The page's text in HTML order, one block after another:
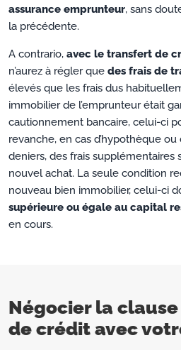
assurance emprunteur, sans
la précédente.
A contrario, avec le transfert de
n’aurez à régler que des frais de
élevés que les frais dus
immobilier de l’emprunteur était
cautionnement bancaire, celui-ci
revanche, en cas d’hypothèque
deniers, des frais supplémentaires
nouvel achat. La seule condition
nouveau bien immobilier, celui-ci
supérieure ou égale au capital
en cours.
Négocier la
de crédit avec